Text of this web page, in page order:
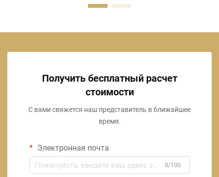
Получить бесплатный расчет
стоимости
С вами свяжется наш представитель в ближайшее
время.
Электронная почта
0/100